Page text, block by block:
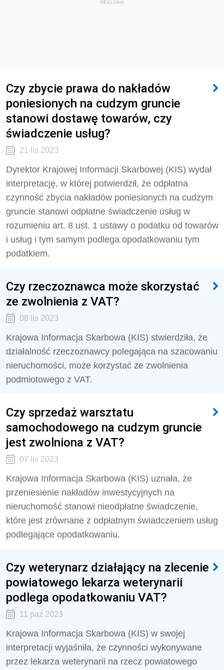
REKLAMA
Czy zbycie prawa do nakładów
poniesionych na cudzym gruncie
stanowi dostawę towarów, czy
świadczenie usług?
21 lis 2023
Dyrektor Krajowej Informacji Skarbowej (KIS) wydał
interpretację, w której potwierdził, że odpłatna
czynność zbycia nakładów poniesionych na cudzym
gruncie stanowi odpłatne świadczenie usług w
rozumieniu art. 8 ust. 1 ustawy o podatku od towarów
i usług i tym samym podlega opodatkowaniu tym
podatkiem.
Czy rzeczoznawca może skorzystać
ze zwolnienia z VAT?
08 lis 2023
Krajowa Informacja Skarbowa (KIS) stwierdziła, że
działalność rzeczoznawcy polegająca na szacowaniu
nieruchomości, może korzystać ze zwolnienia
podmiotowego z VAT.
Czy sprzedaż warsztatu
samochodowego na cudzym gruncie
jest zwolniona z VAT?
07 lis 2023
Krajowa Informacja Skarbowa (KIS) uznała, że
przeniesienie nakładów inwestycyjnych na
nieruchomość stanowi nieodpłatne świadczenie,
które jest zrównane z odpłatnym świadczeniem usług
podlegające opodatkowaniu.
Czy weterynarz działający na zlecenie
powiatowego lekarza weterynarii
podlega opodatkowaniu VAT?
11 paź 2023
Krajowa Informacja Skarbowa (KIS) w swojej
interpretacji wyjaśniła, że czynności wykonywane
przez lekarza weterynarii na rzecz powiatowego